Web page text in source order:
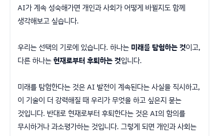
AI가 계속 성숙해가면 개인과 사회가 어떻게 바뀔지도 함께
생각해보고 싶습니다.
우리는 선택의 기로에 있습니다. 하나는 미래를 탐험하는 것이고,
다른 하나는현재로부터 후퇴하는 것입니다.
미래를 탐험한다는 것은 AI 발전이 계속된다는 사실을 직시하고,
이 기술이 더 강력해질 때 우리가 무엇을 하고 싶은지 묻는
것입니다. 반대로 현재로부터 후퇴한다는 것은 AI의 함의를
무시하거나 과소평가하는 것입니다. 그렇게 되면 개인과 사회는